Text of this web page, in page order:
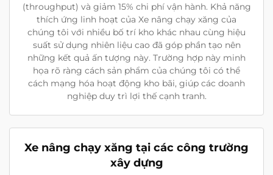
(throughput) và giảm 15% chi phí vận hành. Khả năng
thích ứng linh hoạt của Xe nâng chạy xăng của
chúng tôi với nhiều bố trí kho khác nhau cùng hiệu
suất sử dụng nhiên liệu cao đã góp phần tạo nên
những kết quả ấn tượng này. Trường hợp này minh
họa rõ ràng cách sản phẩm của chúng tôi có thể
cách mạng hóa hoạt động kho bãi, giúp các doanh
nghiệp duy trì lợi thế cạnh tranh.
Xe nâng chạy xăng tại các công trường
xây dựng